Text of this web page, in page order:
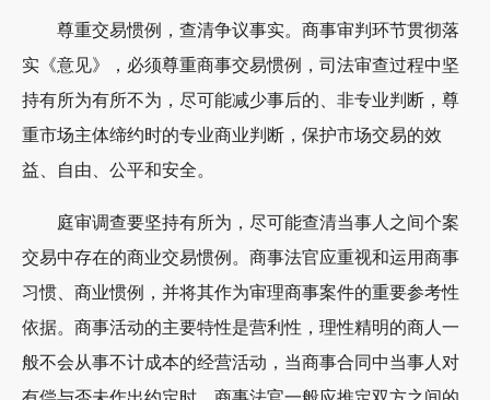
尊重交易惯例，查清争议事实。商事审判环节贯彻落
实《意见》，必须尊重商事交易惯例，司法审查过程中坚
持有所为有所不为，尽可能减少事后的、非专业判断，尊
重市场主体缔约时的专业商业判断，保护市场交易的效
益、自由、公平和安全。
庭审调查要坚持有所为，尽可能查清当事人之间个案
交易中存在的商业交易惯例。商事法官应重视和运用商事
习惯、商业惯例，并将其作为审理商事案件的重要参考性
依据。商事活动的主要特性是营利性，理性精明的商人一
般不会从事不计成本的经营活动，当商事合同中当事人对